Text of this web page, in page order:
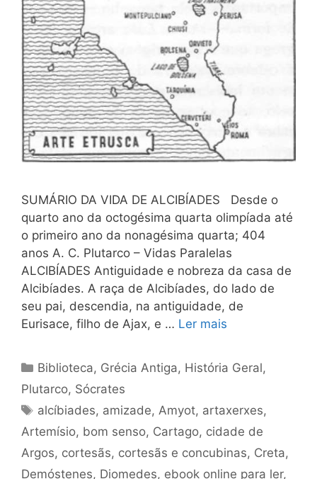
SUMÁRIO DA VIDA DE ALCIBÍADES Desde o
quarto ano da octogésima quarta olimpíada até
o primeiro ano da nonagésima quarta; 404
anos A. C. Plutarco – Vidas Paralelas
ALCIBÍADES Antiguidade e nobreza da casa de
Alcibíades. A raça de Alcibíades, do lado de
seu pai, descendia, na antiguidade, de
Eurisace, filho de Ajax, e … Ler mais
Categorias
Biblioteca, Grécia Antiga, História Geral,
Plutarco, Sócrates
Tags
alcíbiades, amizade,Amyot, artaxerxes,
Artemísio, bom senso, Cartago, cidade de
Argos, cortesãs, cortesãs e concubinas, Creta,
Demóstenes, Diomedes, ebook online para ler,